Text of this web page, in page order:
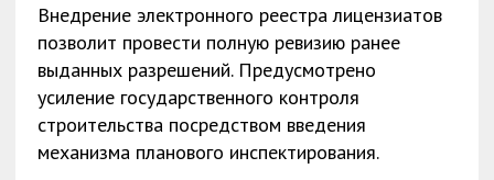
Внедрение электронного реестра лицензиатов
позволит провести полную ревизию ранее
выданных разрешений. Предусмотрено
усиление государственного контроля
строительства посредством введения
механизма планового инспектирования.